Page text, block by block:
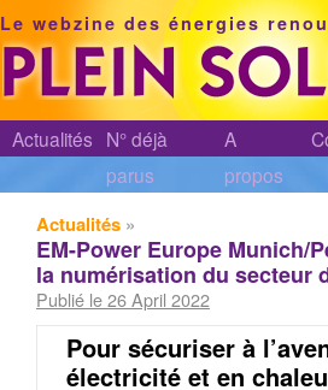
Le webzine des énergies
Actualités N° déjà
parus
A
propos
Actualités »
EM-Power Europe Munich/
la numérisation du secteur
Publié le 26 April 2022
Pour sécuriser à
électricité et en